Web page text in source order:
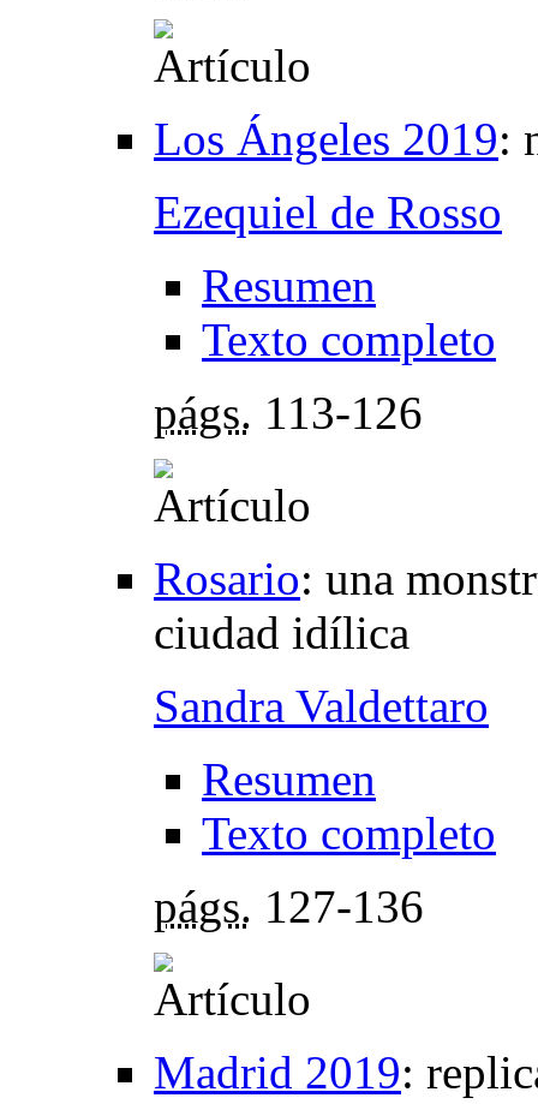
Los Ángeles 2019:
Ezequiel de Rosso
Resumen
Texto completo
págs. 113-126
Rosario: una
ciudad idílica
Sandra Valdettaro
Resumen
Texto completo
págs. 127-136
Madrid 2019: